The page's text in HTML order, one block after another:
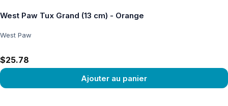
West Paw Tux Grand (13 cm) - Orange
West Paw
$25.78
Ajouter au panier